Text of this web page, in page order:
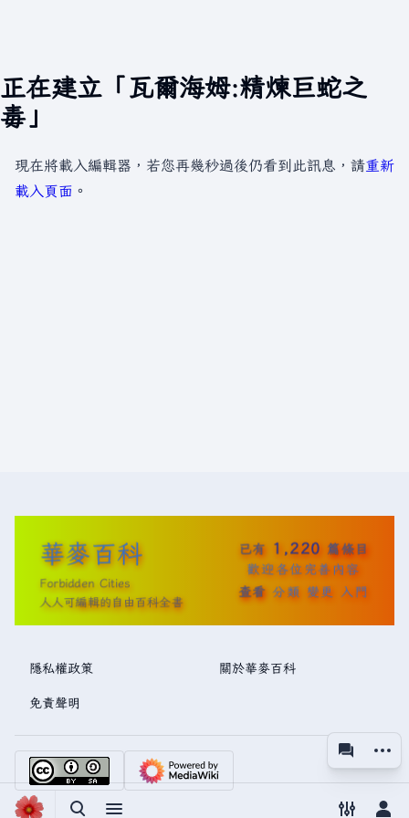
正在建立「瓦爾海姆:精煉巨蛇之
毒」
視圖
更多
現在將載入編輯器，若您再幾秒過後仍看到此訊息，請重新
載入頁面 。
華麥百科
Forbidden Cities
人人可編輯的自由百科全書
已有 1,220 篇條目
歡迎各位完善內容
查看 分類 變更 入門
隱私權政策 關於華麥百科
免責聲明